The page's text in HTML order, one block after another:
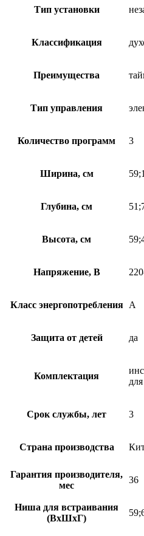
Тип установки
Классификация
Преимущества
Тип управления
Количество программ 3
Ширина, см 59;1
Глубина, см
Высота, см
Напряжение, В
Класс энергопотребления A
Защита от детей да
Комплектация
Срок службы, лет 3
Страна производства
Гарантия производителя,
мес
36
Ниша для встраивания
(ВхШхГ)